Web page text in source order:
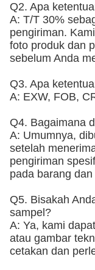
Q2. Apa
A: T/T 30%
pengiriman.
foto produk dan
sebelum Anda
Q3. Apa
A: EXW, FOB,
Q4. Bagaimana
A: Umumnya,
setelah
pengiriman
pada barang
Q5. Bisakah
sampel?
A: Ya, kami
atau gambar
cetakan dan